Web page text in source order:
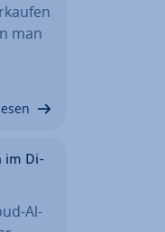
man
im Di­
Al­